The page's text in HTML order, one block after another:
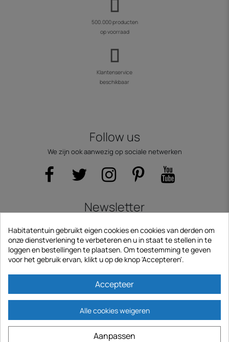
500.000 producten
op voorraad
Klantenservice
beschikbaar
Follow us
We zijn ook aanwezig op sociale netwerken
Newsletter
E-mail
Abonneer
Informatie en kontakt
Habitatentuin gebruikt eigen cookies en cookies van derden om
onze dienstverlening te verbeteren en u in staat te stellen in te
loggen en bestellingen te plaatsen. Om toestemming te geven
voor het gebruik ervan, klikt u op de knop 'Accepteren'.
Accepteer
Alle cookies weigeren
Aanpassen